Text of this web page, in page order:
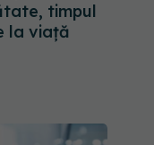
timpul
la viață